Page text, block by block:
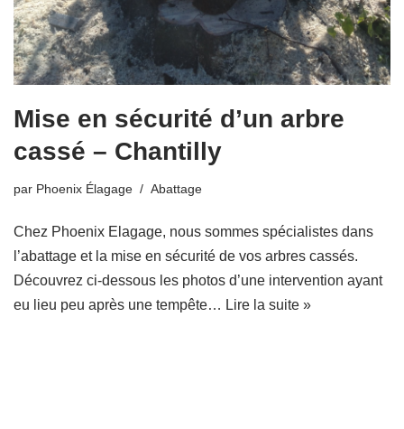
Mise en sécurité d’un arbre
cassé – Chantilly
par Phoenix Élagage Abattage
Chez Phoenix Elagage, nous sommes spécialistes dans
l’abattage et la mise en sécurité de vos arbres cassés.
Découvrez ci-dessous les photos d’une intervention ayant
eu lieu peu après une tempête… Lire la suite »